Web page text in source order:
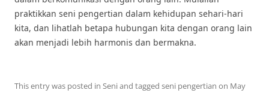
praktikkan seni pengertian dalam kehidupan sehari-hari
kita, dan lihatlah betapa hubungan kita dengan orang lain
akan menjadi lebih harmonis dan bermakna.
This entry was posted in Seniand tagged seni pengertian on May